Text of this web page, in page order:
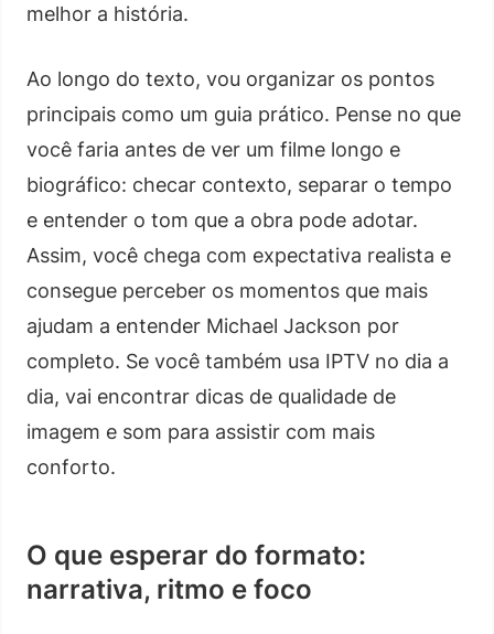
melhor a história.
Ao longo do texto, vou organizar os pontos
principais como um guia prático. Pense no que
você faria antes de ver um filme longo e
biográfico: checar contexto, separar o tempo
e entender o tom que a obra pode adotar.
Assim, você chega com expectativa realista e
consegue perceber os momentos que mais
ajudam a entender Michael Jackson por
completo. Se você também usa IPTV no dia a
dia, vai encontrar dicas de qualidade de
imagem e som para assistir com mais
conforto.
O que esperar do formato:
narrativa, ritmo e foco